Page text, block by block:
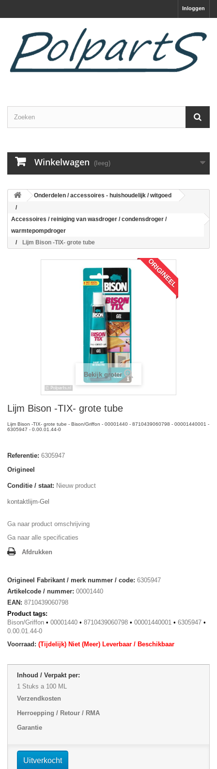
Inloggen
Winkelwagen (leeg)
Onderdelen / accessoires - huishoudelijk / witgoed
Accessoires / reiniging van wasdroger / condensdroger /
warmtepompdroger
Lijm Bison -TIX- grote tube
ORIGINEEL
Bekijk groter
Lijm Bison -TIX- grote tube
Lijm Bison -TIX- grote tube - Bison/Griffon - 00001440 - 8710439060798 - 00001440001 -
6305947 - 0.00.01.44-0
Referentie: 6305947
Origineel
Conditie / staat: Nieuw product
kontaktlijm-Gel
Ga naar product omschrijving
Ga naar alle specificaties
Afdrukken
Origineel Fabrikant / merk nummer / code: 6305947
Artikelcode / nummer: 00001440
EAN: 8710439060798
Product tags:
Bison/Griffon • 00001440 • 8710439060798 • 00001440001 • 6305947 •
0.00.01.44-0
Voorraad: (Tijdelijk) Niet (Meer) Leverbaar / Beschikbaar
Inhoud / Verpakt per:
1 Stuks a 100 ML
Verzendkosten
Herroepping / Retour / RMA
Garantie
Uitverkocht